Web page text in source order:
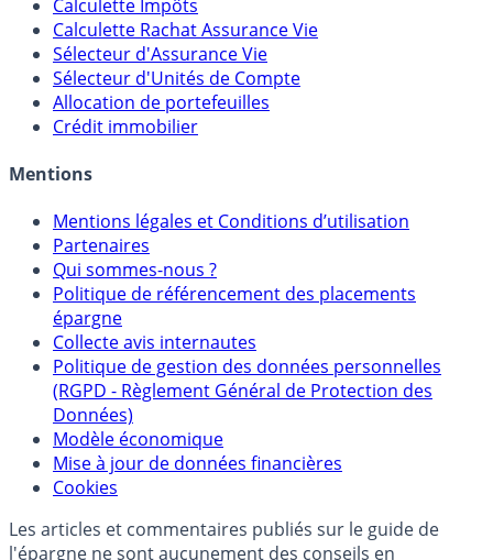
Calculateur d'intérêts
Calculette Impôts
Calculette Rachat Assurance Vie
Sélecteur d'Assurance Vie
Sélecteur d'Unités de Compte
Crédit immobilier
Mentions
Mentions légales et Conditions d’utilisation
Partenaires
Qui sommes-nous ?
Politique de référencement des placements
épargne
Collecte avis internautes
Politique de gestion des données personnelles
(RGPD - Règlement Général de Protection des
Données)
Modèle économique
Cookies